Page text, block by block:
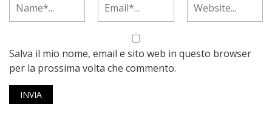
Salva il mio nome, email e sito web in questo browser
per la prossima volta che commento.